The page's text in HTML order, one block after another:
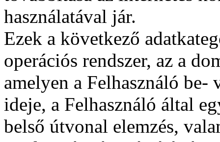
használatával jár.
Ezek a következő
operációs rendszer, az a
amelyen a Felhasználó
ideje, a Felhasználó által
belső útvonal elemzés,